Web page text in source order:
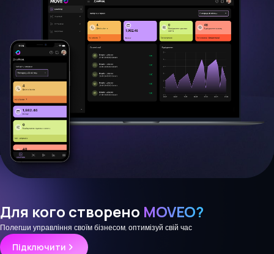
Для кого створено MOVEO?
Полегши управління своїм бізнесом, оптимізуй свій час
Підключити